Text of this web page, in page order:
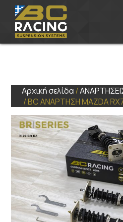
Αρχική σελίδα /
/ BC ΑΝΑΡΤΗΣΗ MAZDA